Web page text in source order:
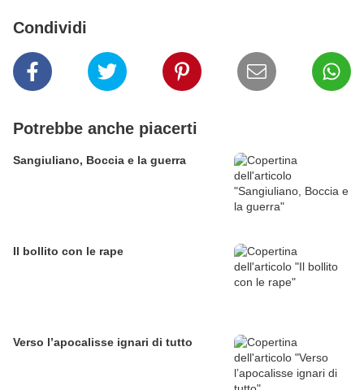
Condividi
Potrebbe anche piacerti
Sangiuliano, Boccia e la guerra
Il bollito con le rape
Verso l’apocalisse ignari di tutto